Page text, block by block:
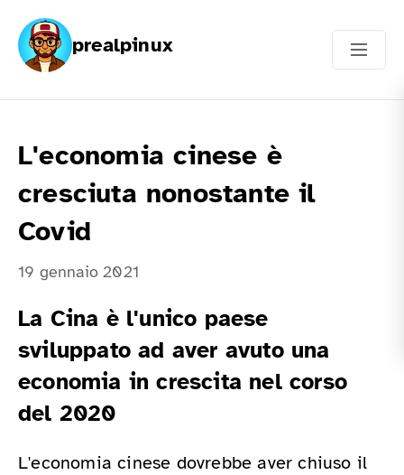
prealpinux
L'economia cinese è
cresciuta nonostante il
Covid
19 gennaio 2021
La Cina è l'unico paese
sviluppato ad aver avuto una
economia in crescita nel corso
del 2020
L'economia cinese dovrebbe aver chiuso il